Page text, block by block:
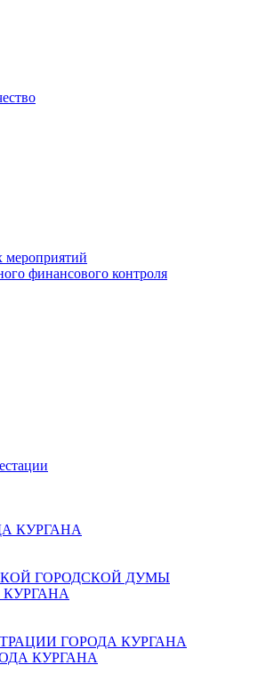
мероприятий
финансового контроля
КУРГАНА
ГОРОДСКОЙ ДУМЫ
ГОРОДА КУРГАНА
КУРГАНА